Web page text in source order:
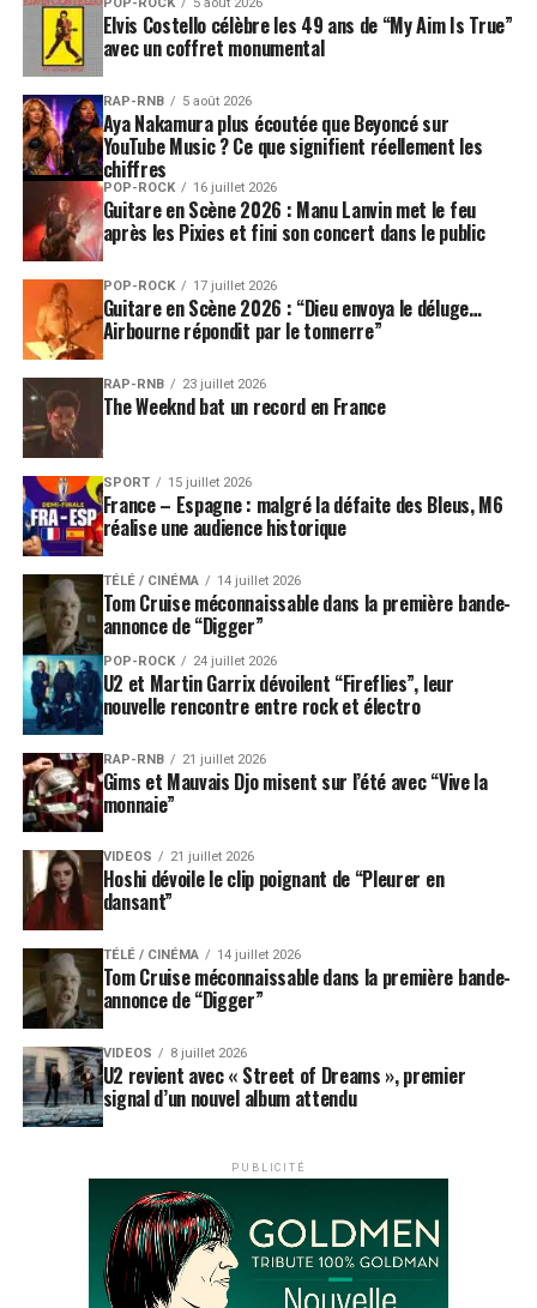
Elvis Costello célèbre les 49 ans de “My Aim Is True”
avec un coffret monumental
RAP-RNB 5 août 2026
Aya Nakamura plus écoutée que Beyoncé sur
YouTube Music ? Ce que signifient réellement les
chiffres
POP-ROCK 16 juillet 2026
Guitare en Scène 2026 : Manu Lanvin met le feu
après les Pixies et fini son concert dans le public
POP-ROCK 17 juillet 2026
Guitare en Scène 2026 : “Dieu envoya le déluge…
Airbourne répondit par le tonnerre”
RAP-RNB 23 juillet 2026
The Weeknd bat un record en France
SPORT 15 juillet 2026
France – Espagne : malgré la défaite des Bleus, M6
réalise une audience historique
TÉLÉ / CINÉMA 14 juillet 2026
Tom Cruise méconnaissable dans la première bande-
annonce de “Digger”
POP-ROCK 24 juillet 2026
U2 et Martin Garrix dévoilent “Fireflies”, leur
nouvelle rencontre entre rock et électro
RAP-RNB 21 juillet 2026
Gims et Mauvais Djo misent sur l’été avec “Vive la
monnaie”
VIDEOS 21 juillet 2026
Hoshi dévoile le clip poignant de “Pleurer en
dansant”
TÉLÉ / CINÉMA 14 juillet 2026
Tom Cruise méconnaissable dans la première bande-
annonce de “Digger”
VIDEOS 8 juillet 2026
U2 revient avec « Street of Dreams », premier
signal d’un nouvel album attendu
PUBLICITÉ